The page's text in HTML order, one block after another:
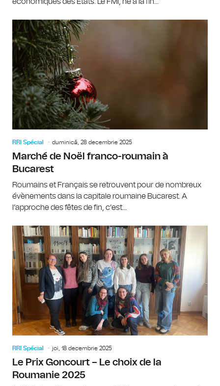
RRI Spécial duminică, 28 decembrie 2025
Marché de Noël franco-roumain à
Bucarest
Roumains et Français se retrouvent pour de nombreux
évènements dans la capitale roumaine Bucarest. A
l’approche des fêtes de fin, c’est...
RRI Spécial joi, 18 decembrie 2025
Le Prix Goncourt – Le choix de la
Roumanie 2025